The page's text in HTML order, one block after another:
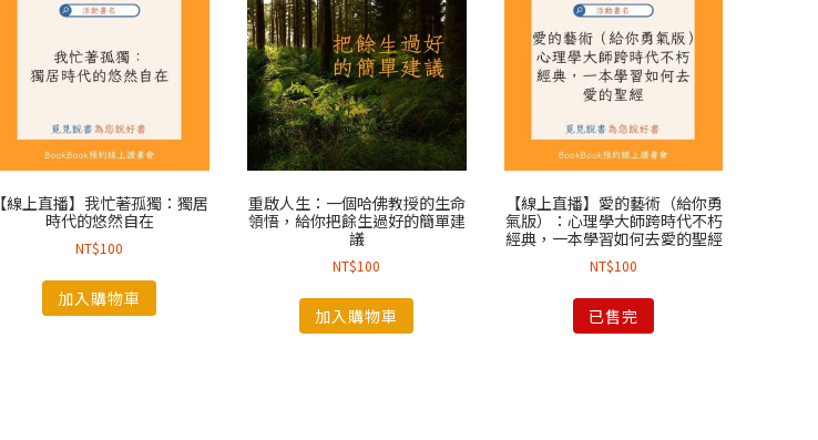
【線上直播】我忙著孤獨：獨居
時代的悠然自在
NT$100
加入購物車
重啟人生：一個哈佛教授的生命
領悟，給你把餘生過好的簡單建
議
NT$100
加入購物車
【線上直播】愛的藝術（給你勇
氣版）：心理學大師跨時代不朽
經典，一本學習如何去愛的聖經
NT$100
已售完